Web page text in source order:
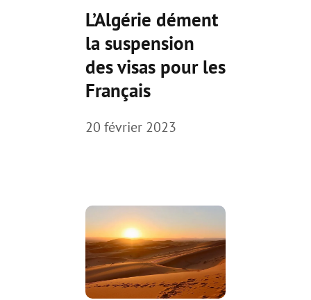
L’Algérie dément
la suspension
des visas pour les
Français
20 février 2023